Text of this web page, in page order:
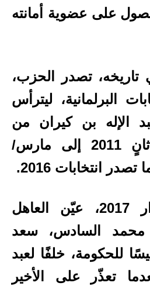
على عضوية أمانته
تاريخه، تصدر الحزب،
البرلمانية، ليترأس
الإله بن كيران من
نوفمبر/ تشرين ثانٍ 2011 إلى مارس/
وفي مارس/ آذار 2017، عيّن العاهل
محمد السادس، سعد
للحكومة، خلفًا لعبد
تعذّر على الأخير